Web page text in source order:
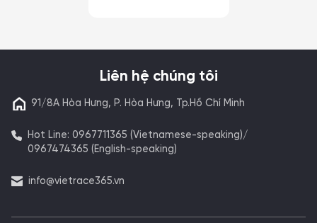
Liên hệ chúng tôi
91/8A Hòa Hưng, P. Hòa Hưng, Tp.Hồ Chí Minh
Hot Line: 0967711365 (Vietnamese-speaking)/
0967474365 (English-speaking)
info@vietrace365.vn